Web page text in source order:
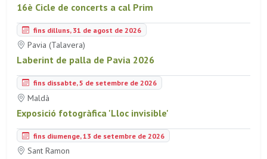
16è Cicle de concerts a cal Prim
fins dilluns, 31 de agost de 2026
Pavia (Talavera)
Laberint de palla de Pavia 2026
fins dissabte, 5 de setembre de 2026
Maldà
Exposició fotogràfica 'Lloc invisible'
fins diumenge, 13 de setembre de 2026
Sant Ramon